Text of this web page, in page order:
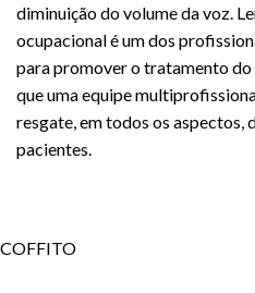
diminuição do volume da voz.
ocupacional é um dos
para promover o tratamento
que uma equipe
resgate, em todos os aspectos,
pacientes.
COFFITO